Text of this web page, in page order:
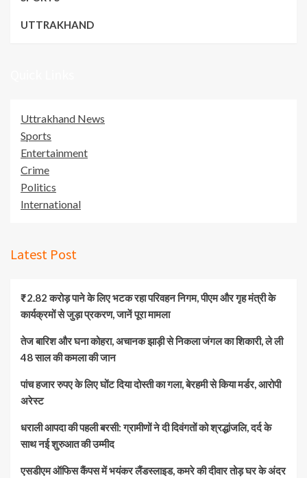
UTTRAKHAND
Uttrakhand News
Sports
Entertainment
Crime
Politics
International
Latest Post
₹2.82 करोड़ पाने के लिए भटक रहा परिवहन निगम, पीएम और गृह मंत्री के
कार्यक्रमों से जुड़ा प्रकरण, जानें पूरा मामला
तेज बारिश और घना कोहरा, अचानक झाड़ी से निकला जंगल का शिकारी, ले ली
48 साल की कमला की जान
पांच हजार रुपए के लिए घोंट दिया दोस्ती का गला, बेरहमी से किया मर्डर, आरोपी
अरेस्ट
धराली आपदा की पहली बरसी: ग्रामीणों ने दी दिवंगतों को श्रद्धांजलि, दर्द के
साथ नई शुरुआत की उम्मीद
एसडीएम ऑफिस कैंपस में भयंकर लैंडस्लाइड, कमरे की दीवार तोड़ घर के अंदर